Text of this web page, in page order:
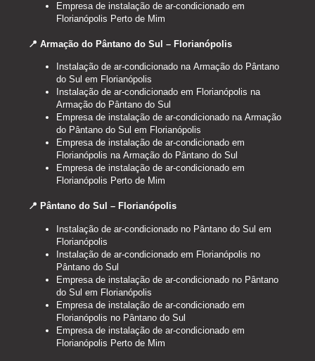
Empresa de instalação de ar-condicionado em
Florianópolis Perto de Mim
📍 Armação do Pântano do Sul – Florianópolis
Instalação de ar-condicionado na Armação do Pântano
do Sul em Florianópolis
Instalação de ar-condicionado em Florianópolis na
Armação do Pântano do Sul
Empresa de instalação de ar-condicionado na Armação
do Pântano do Sul em Florianópolis
Empresa de instalação de ar-condicionado em
Florianópolis na Armação do Pântano do Sul
Empresa de instalação de ar-condicionado em
Florianópolis Perto de Mim
📍 Pântano do Sul – Florianópolis
Instalação de ar-condicionado no Pântano do Sul em
Florianópolis
Instalação de ar-condicionado em Florianópolis no
Pântano do Sul
Empresa de instalação de ar-condicionado no Pântano
do Sul em Florianópolis
Empresa de instalação de ar-condicionado em
Florianópolis no Pântano do Sul
Empresa de instalação de ar-condicionado em
Florianópolis Perto de Mim